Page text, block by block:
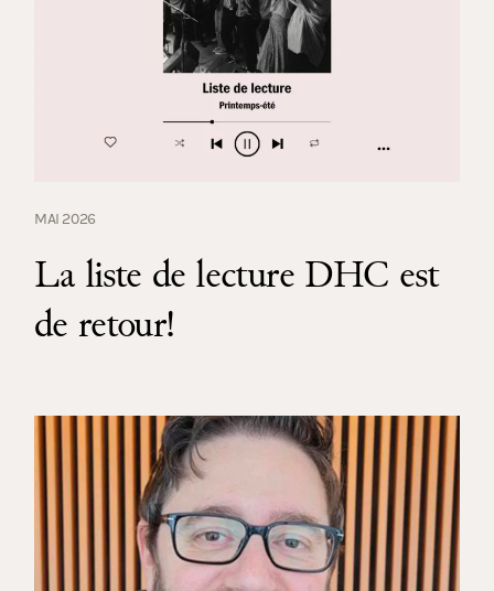
MAI 2026
La liste de lecture DHC est
de retour!